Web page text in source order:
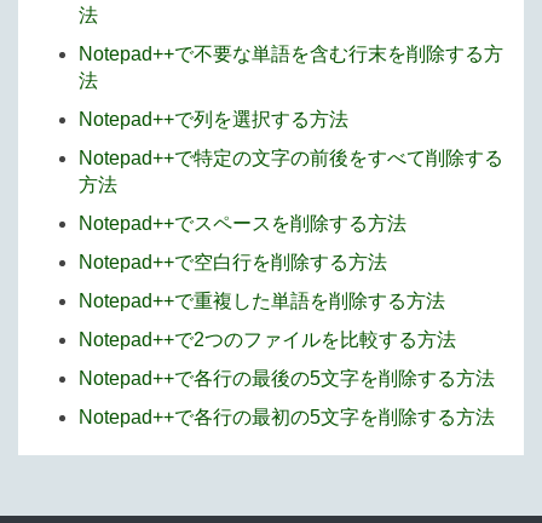
法
Notepad++で不要な単語を含む行末を削除する方
法
Notepad++で列を選択する方法
Notepad++で特定の文字の前後をすべて削除する
方法
Notepad++でスペースを削除する方法
Notepad++で空白行を削除する方法
Notepad++で重複した単語を削除する方法
Notepad++で2つのファイルを比較する方法
Notepad++で各行の最後の5文字を削除する方法
Notepad++で各行の最初の5文字を削除する方法